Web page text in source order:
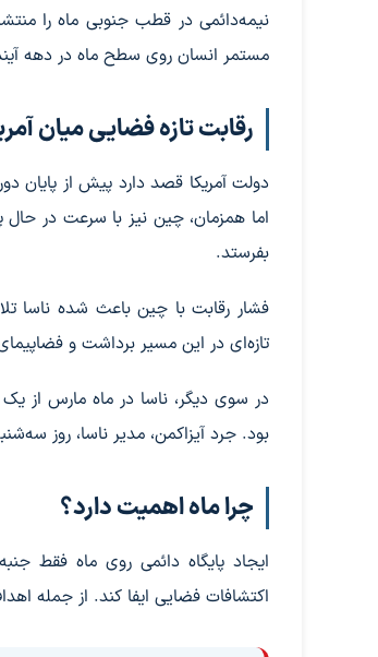
نیمه‌دائمی در قطب جنوبی ماه را
مستمر انسان روی سطح ماه در دهه
رقابت تازه فضایی میان
بفرستد.
فشار رقابت با چین باعث شده ناسا
تازه‌ای در این مسیر برداشت و فضاپیمای «شنژو-۲۳» را به سمت ایستگاه فضایی
بود. جرد آیزاکمن، مدیر ناسا، روز
چرا ماه اهمیت دارد؟
ایجاد پایگاه دائمی روی ماه فقط
اکتشافات فضایی ایفا کند. از جمله